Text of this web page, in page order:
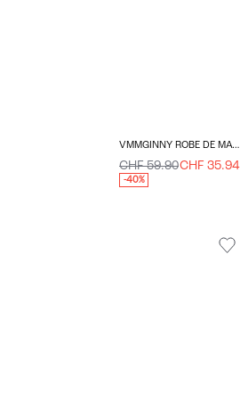
VMMGINNY ROBE DE MATERNITÉ
CHF 59.90CHF 35.94
-40%